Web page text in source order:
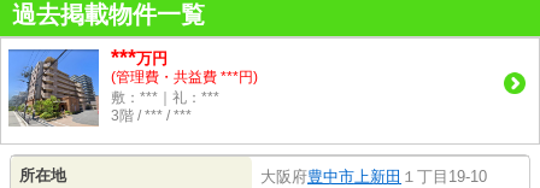
過去掲載物件一覧
***万円
(管理費・共益費 ***円)
敷：***｜礼：***
3階 / *** / ***
所在地 大阪府豊中市上新田 １丁目19-10